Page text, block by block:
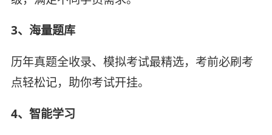
3、海量题库
历年真题全收录、模拟考试最精选，考前必刷考
点轻松记，助你考试开挂。
4、智能学习